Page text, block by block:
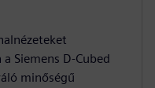
a Siemens D-Cubed
minőségű